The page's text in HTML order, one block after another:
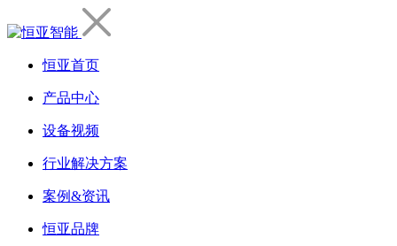
恒亚首页
产品中心
设备视频
行业解决方案
案例&资讯
恒亚品牌